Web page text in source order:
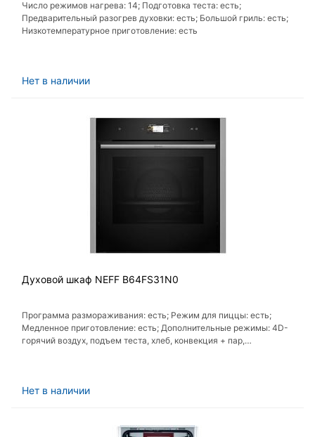
Число режимов нагрева: 14; Подготовка теста: есть;
Предварительный разогрев духовки: есть; Большой гриль: есть;
Низкотемпературное приготовление: есть
Нет в наличии
Духовой шкаф NEFF B64FS31N0
Программа размораживания: есть; Режим для пиццы: есть;
Медленное приготовление: есть; Дополнительные режимы: 4D-
горячий воздух, подъем теста, хлеб, конвекция + пар,
Нет в наличии